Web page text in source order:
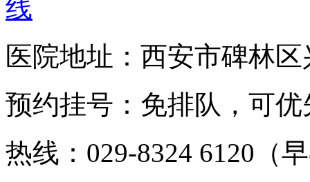
医院地址：西安市碑林
预约挂号：免排队，可优
热线：029-8324 6120（